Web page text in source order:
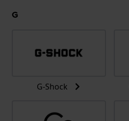
G
G-Shock